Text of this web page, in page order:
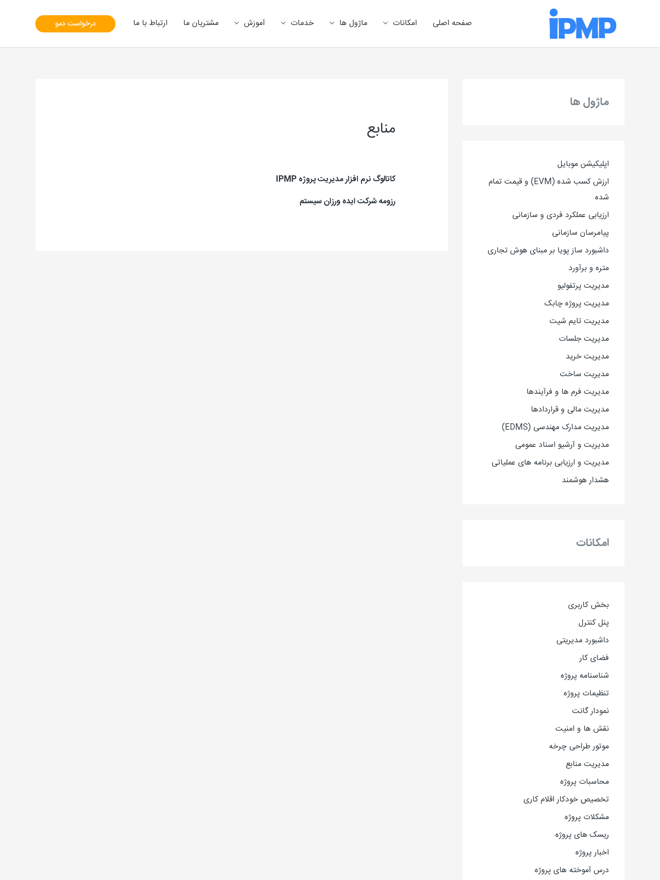
صفحه اصلی امکانات ماژول ها خدمات آموزش مشتریان ما ارتباط با ما درخواست دمو
ماژول ها
اپلیکیشن موبایل
ارزش کسب شده (EVM) و قیمت تمام
شده
ارزیابی عملکرد فردی و سازمانی
پیامرسان سازمانی
داشبورد ساز پویا بر مبنای هوش تجاری
متره و برآورد
مدیریت پرتفولیو
مدیریت پروژه چابک
مدیریت تایم شیت
مدیریت جلسات
مدیریت خرید
مدیریت ساخت
مدیریت فرم ها و فرآیندها
مدیریت مالی و قراردادها
مدیریت مدارک مهندسی (EDMS)
مدیریت و آرشیو اسناد عمومی
مدیریت و ارزیابی برنامه های عملیاتی
هشدار هوشمند
امکانات
بخش کاربری
پنل کنترل
داشبورد مدیریتی
فضای کار
شناسنامه پروژه
تنظیمات پروژه
نمودار گانت
نقش ها و امنیت
موتور طراحی چرخه
مدیریت منابع
محاسبات پروژه
تخصیص خودکار اقلام کاری
مشکلات پروژه
ریسک های پروژه
اخبار پروژه
درس آموخته های پروژه
منابع
کاتالوگ نرم افزار مدیریت پروژه IPMP
رزومه شرکت ایده ورزان سیستم